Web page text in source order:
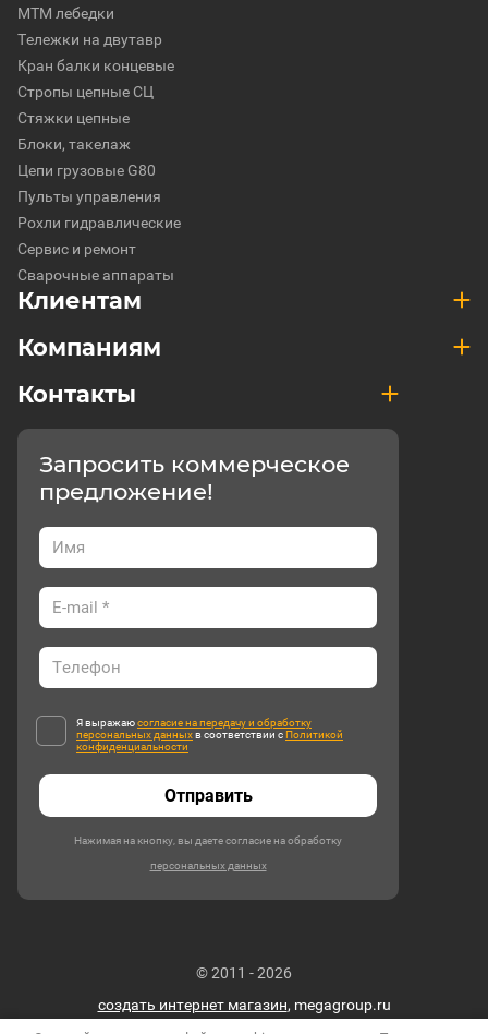
МТМ лебедки
Тележки на двутавр
Кран балки концевые
Стропы цепные СЦ
Стяжки цепные
Блоки, такелаж
Цепи грузовые G80
Пульты управления
Рохли гидравлические
Сервис и ремонт
Сварочные аппараты
Клиентам
Компаниям
Контакты
Запросить коммерческое
предложение!
Я выражаюсогласие на передачу и обработку
персональных данныхв соответствии с Политикой
конфиденциальности
Отправить
Нажимая на кнопку, вы даете согласие на обработку
персональных данных
© 2011 - 2026
создать интернет магазин, megagroup.ru